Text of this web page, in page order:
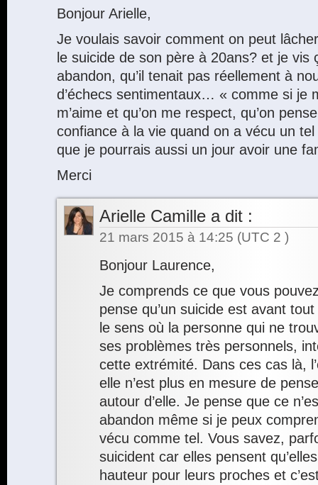
Bonjour Arielle,
Je voulais savoir comment on peut
le suicide de son père à 20ans? et je vis
abandon, qu’il tenait pas réellement à
d’échecs sentimentaux… « comme si je
m’aime et qu’on me respect, qu’on
confiance à la vie quand on a vécu un
que je pourrais aussi un jour avoir une
Merci
Arielle Camille a dit :
21 mars 2015 à 14:25 (UTC 2 )
Bonjour Laurence,
Je comprends ce que vous
pense qu’un suicide est avant
le sens où la personne qui ne
ses problèmes très personnels,
cette extrémité. Dans ces cas là,
elle n’est plus en mesure de
autour d’elle. Je pense que ce
abandon même si je peux
vécu comme tel. Vous savez,
suicident car elles pensent
hauteur pour leurs proches et